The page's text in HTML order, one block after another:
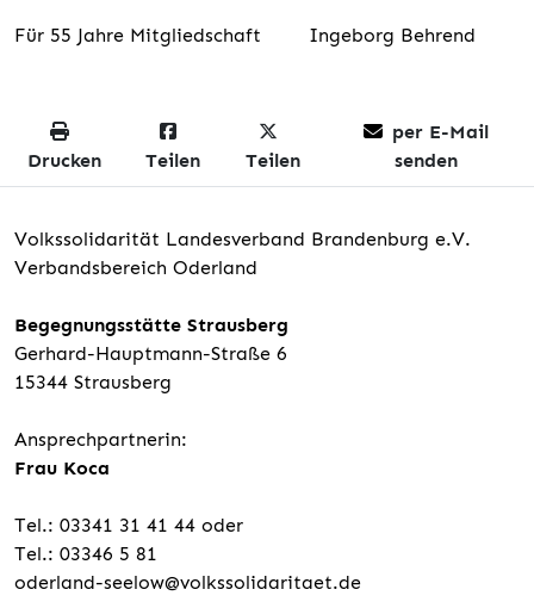
Für 55 Jahre Mitgliedschaft Ingeborg Behrend
Drucken Teilen Teilen
per E-Mail
senden
Volkssolidarität Landesverband Brandenburg e.V.
Verbandsbereich Oderland
Begegnungsstätte Strausberg
Gerhard-Hauptmann-Straße 6
15344 Strausberg
Ansprechpartnerin:
Frau Koca
Tel.: 03341 31 41 44 oder
Tel.: 03346 5 81
oderland-seelow@volkssolidaritaet.de